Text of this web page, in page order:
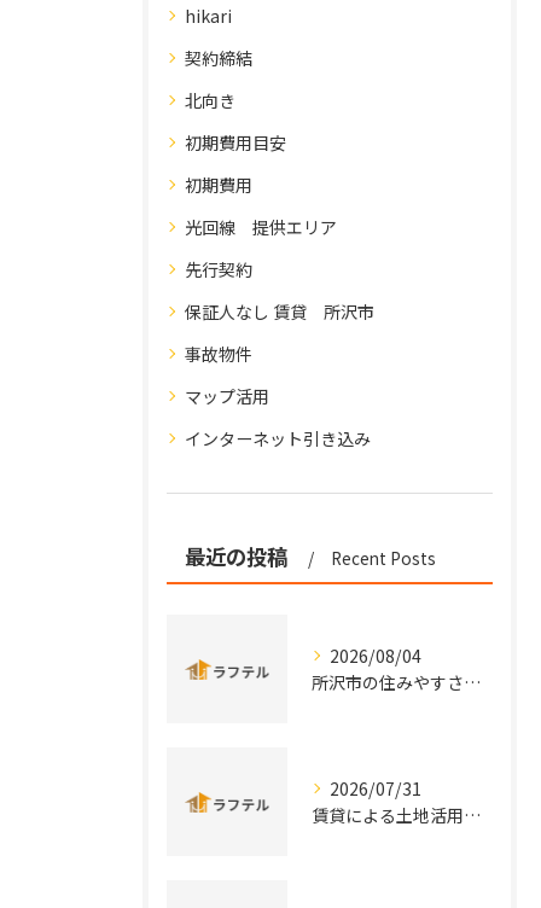
hikari
契約締結
北向き
初期費用目安
初期費用
光回線 提供エリア
先行契約
保証人なし 賃貸 所沢市
事故物件
マップ活用
インターネット引き込み
最近の投稿 Recent Posts
2026/08/04
所沢市の住みやすさと治安を実データと口コミから徹底比較
2026/07/31
賃貸による土地活用を埼玉県所沢市秩父市の特性から徹底比較し安定収益を実現する方法